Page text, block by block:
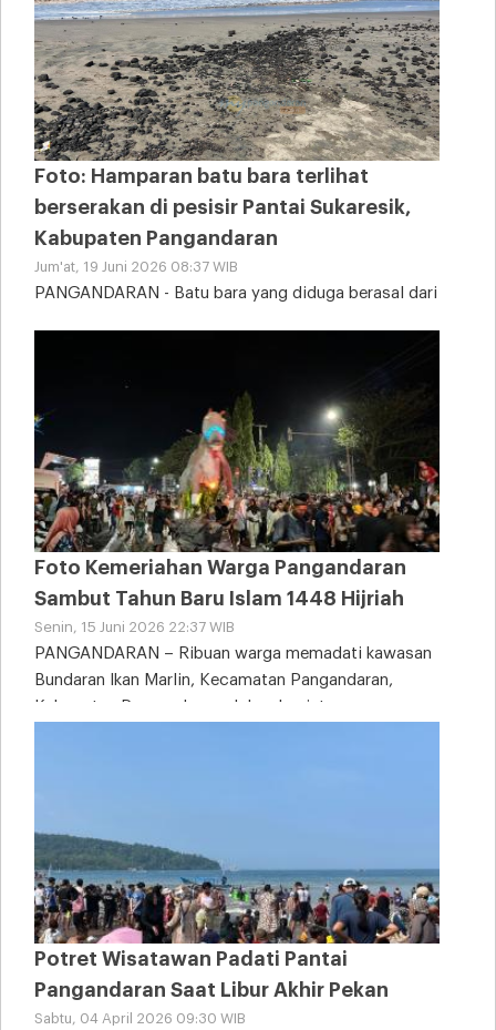
Foto: Hamparan batu bara terlihat
berserakan di pesisir Pantai Sukaresik,
Kabupaten Pangandaran
Jum'at, 19 Juni 2026 08:37 WIB
PANGANDARAN - Batu bara yang diduga berasal dari
Foto Kemeriahan Warga Pangandaran
Sambut Tahun Baru Islam 1448 Hijriah
Senin, 15 Juni 2026 22:37 WIB
PANGANDARAN – Ribuan warga memadati kawasan
Bundaran Ikan Marlin, Kecamatan Pangandaran,
Kabupaten Pangandaran, dalam kegiatan
Potret Wisatawan Padati Pantai
Pangandaran Saat Libur Akhir Pekan
Sabtu, 04 April 2026 09:30 WIB